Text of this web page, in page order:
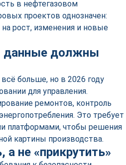
в нефтегазовом
проектов однозначен:
на рост, изменения и новые
данные должны
больше, но в 2026 году
для управления.
ремонтов, контроль
Это требует
платформами, чтобы решения
картины производства.
а не «прикрутить»